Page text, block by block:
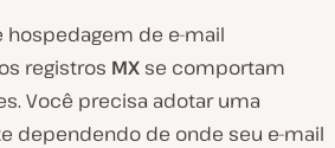
hospedagem de e-mail
registros MX se comportam
Você precisa adotar uma
dependendo de onde seu e-mail